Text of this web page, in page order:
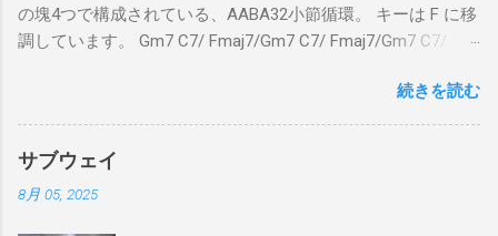
の塊4つで構成されている、AABA32小節循環。 キーは F に移
調しています。 Gm7 C7/ Fmaj7/Gm7 C7/ Fmaj7/Gm7 C7/
Fmaj7/Gm7 C7/ Am7 D7/Gm7 C7/ Fmaj7/ Bbmaj7/Am7
Abm7/Gm7 C7/Fmaj7/Bbmaj7/Am7 Abm7/Gm7 C7/Fmaj7/
Gm7 C7/ Fmaj7/Gm7 C7/ Fmaj7/Gm7 C7/ Am7 D7/Gm7 C7/
Fmaj7/ Gm7 C7 Fmaj7 僕のスエードシューズ Gm7
C7 Fmaj7 黒いスエードシューズ Gm7 C7 Am
続きを読む
サブウェイ
8月 05, 2025